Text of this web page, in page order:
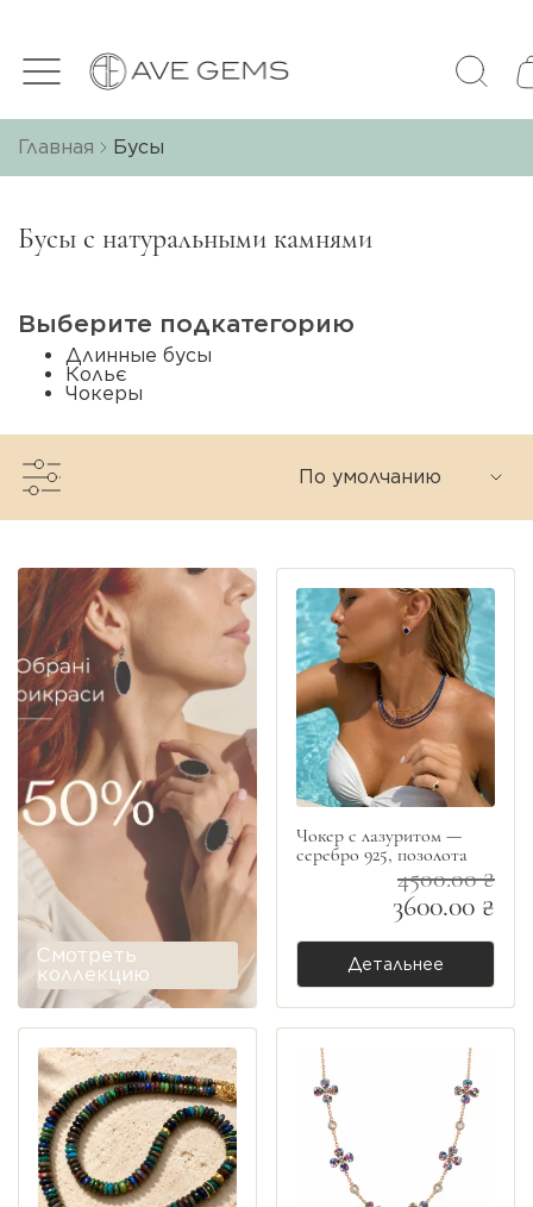
Главная Бусы
Бусы с натуральными камнями
Выберите подкатегорию
Длинные бусы
Кольє
Чокеры
По умолчанию
Смотреть
коллекцию
Чокер с лазуритом —
серебро 925, позолота
4500.00 ₴
3600.00 ₴
Детальнее